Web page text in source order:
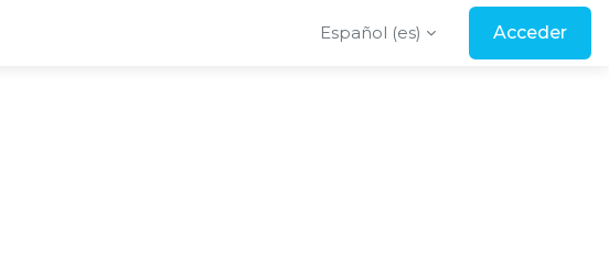
Español ‎(es)‎
Acceder